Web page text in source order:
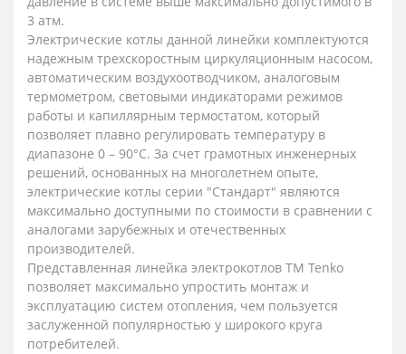
3 атм.
Электрические котлы данной линейки комплектуются
надежным трехскоростным циркуляционным насосом,
автоматическим воздухоотводчиком, аналоговым
термометром, световыми индикаторами режимов
работы и капиллярным термостатом, который
позволяет плавно регулировать температуру в
диапазоне 0 – 90°С. За счет грамотных инженерных
решений, основанных на многолетнем опыте,
электрические котлы серии "Стандарт" являются
максимально доступными по стоимости в сравнении с
аналогами зарубежных и отечественных
производителей.
Представленная линейка электрокотлов ТМ Tenko
позволяет максимально упростить монтаж и
эксплуатацию систем отопления, чем пользуется
заслуженной популярностью у широкого круга
потребителей.